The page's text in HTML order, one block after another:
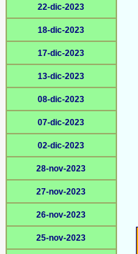
22-dic-2023
18-dic-2023
17-dic-2023
13-dic-2023
08-dic-2023
07-dic-2023
02-dic-2023
28-nov-2023
27-nov-2023
26-nov-2023
25-nov-2023